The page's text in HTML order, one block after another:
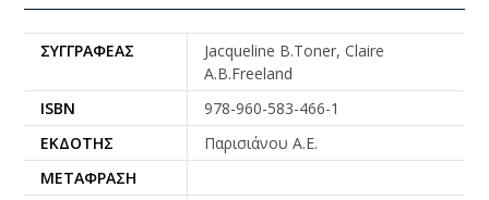
ΣΥΓΓΡΑΦΈΑΣ
Jacqueline B.Toner, Claire
A.B.Freeland
ISBN
978-960-583-466-1
ΕΚΔΌΤΗΣ
Παρισιάνου Α.Ε.
ΜΕΤΆΦΡΑΣΗ